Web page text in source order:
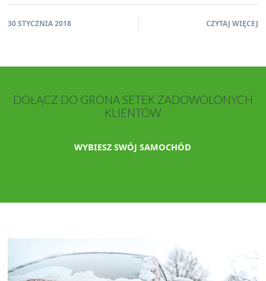
30 STYCZNIA 2018 CZYTAJ WIĘCEJ
DOŁĄCZ DO GRONA SETEK ZADOWOLONYCH
KLIENTÓW
WYBIESZ SWÓJ SAMOCHÓD